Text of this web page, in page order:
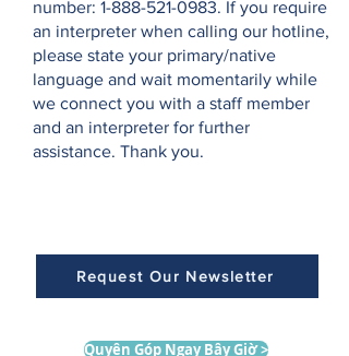
number: 1-888-521-0983. If you require
an interpreter when calling our hotline,
please state your primary/native
language and wait momentarily while
we connect you with a staff member
and an interpreter for further
assistance. Thank you.
Request Our Newsletter
Quyên Góp Ngay Bây Giờ >